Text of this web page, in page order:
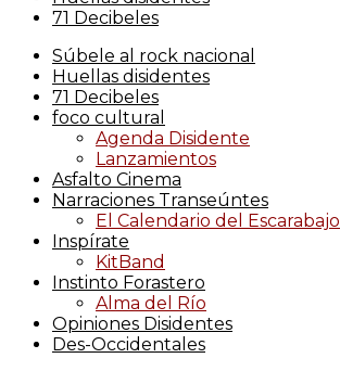
71 Decibeles
Súbele al rock nacional
Huellas disidentes
71 Decibeles
foco cultural
Agenda Disidente
Lanzamientos
Asfalto Cinema
Narraciones Transeúntes
El Calendario del Escarabajo
Inspírate
KitBand
Instinto Forastero
Alma del Río
Opiniones Disidentes
Des-Occidentales